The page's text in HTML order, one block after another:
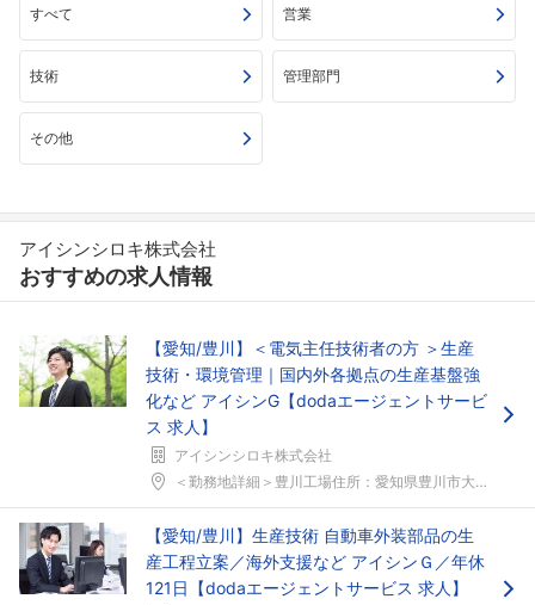
すべて 営業
技術 管理部門
その他
アイシンシロキ株式会社
おすすめの求人情報
【愛知/豊川】＜電気主任技術者の方 ＞生産
技術・環境管理｜国内外各拠点の生産基盤強
化など アイシンG【dodaエージェントサービ
ス 求人】
アイシンシロキ株式会社
＜勤務地詳細＞豊川工場住所：愛知県豊川市大木町27...
【愛知/豊川】生産技術 自動車外装部品の生
産工程立案／海外支援など アイシンＧ／年休
121日【dodaエージェントサービス 求人】